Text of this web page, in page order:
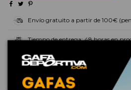
Envío gratuito a partir de 100€
Tiempo de entrega: 48 horas en
Descripción